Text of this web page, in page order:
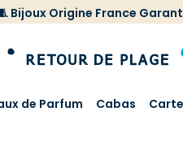
Bijoux Origine France
de Parfum Cabas